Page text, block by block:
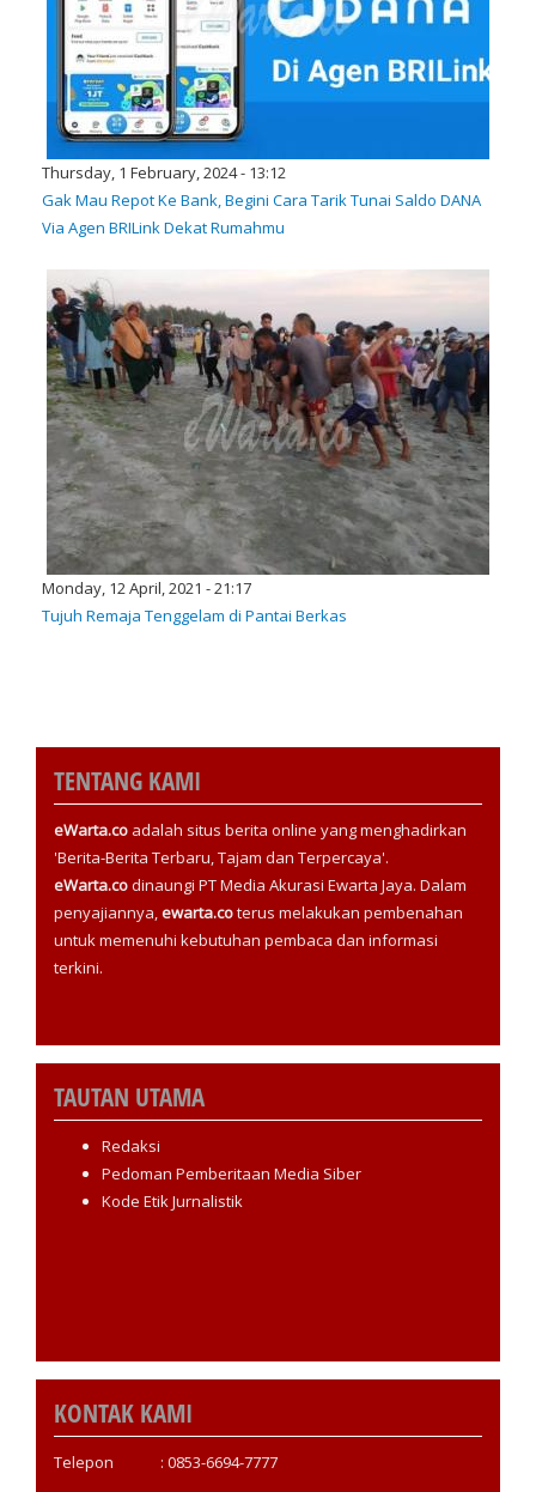
Thursday, 1 February, 2024 - 13:12
Gak Mau Repot Ke Bank, Begini Cara Tarik Tunai Saldo DANA
Via Agen BRILink Dekat Rumahmu
Monday, 12 April, 2021 - 21:17
Tujuh Remaja Tenggelam di Pantai Berkas
TENTANG KAMI
eWarta.co adalah situs berita online yang menghadirkan
'Berita-Berita Terbaru, Tajam dan Terpercaya'.
eWarta.codinaungi PT Media Akurasi Ewarta Jaya. Dalam
penyajiannya,ewarta.coterus melakukan pembenahan
untuk memenuhi kebutuhan pembaca dan informasi
terkini.
TAUTAN UTAMA
Redaksi
Pedoman Pemberitaan Media Siber
Kode Etik Jurnalistik
KONTAK KAMI
Telepon : 0853-6694-7777